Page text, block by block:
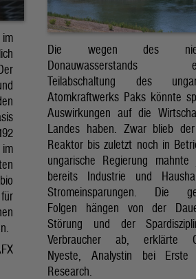
Die wegen des
Donauwasserstands
Teilabschaltung des
Atomkraftwerks Paks könnte
Auswirkungen auf die
Landes haben. Zwar blieb
Reaktor bis zuletzt noch in
ungarische Regierung mahnte
bereits Industrie und
Stromeinsparungen. Die
Folgen hängen von der
Störung und der
Verbraucher ab, erklärte
Nyeste, Analystin bei Erste
Research.